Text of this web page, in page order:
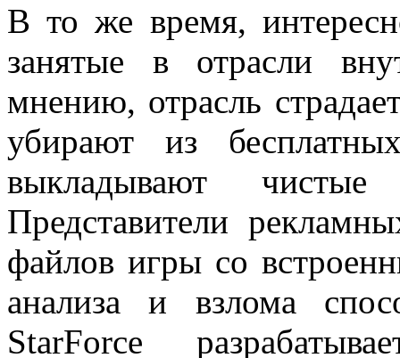
В то же время,
занятые в отрасли
мнению, отрасль
убирают из
выкладывают
Представители
файлов игры со
анализа и взлома
StarForce